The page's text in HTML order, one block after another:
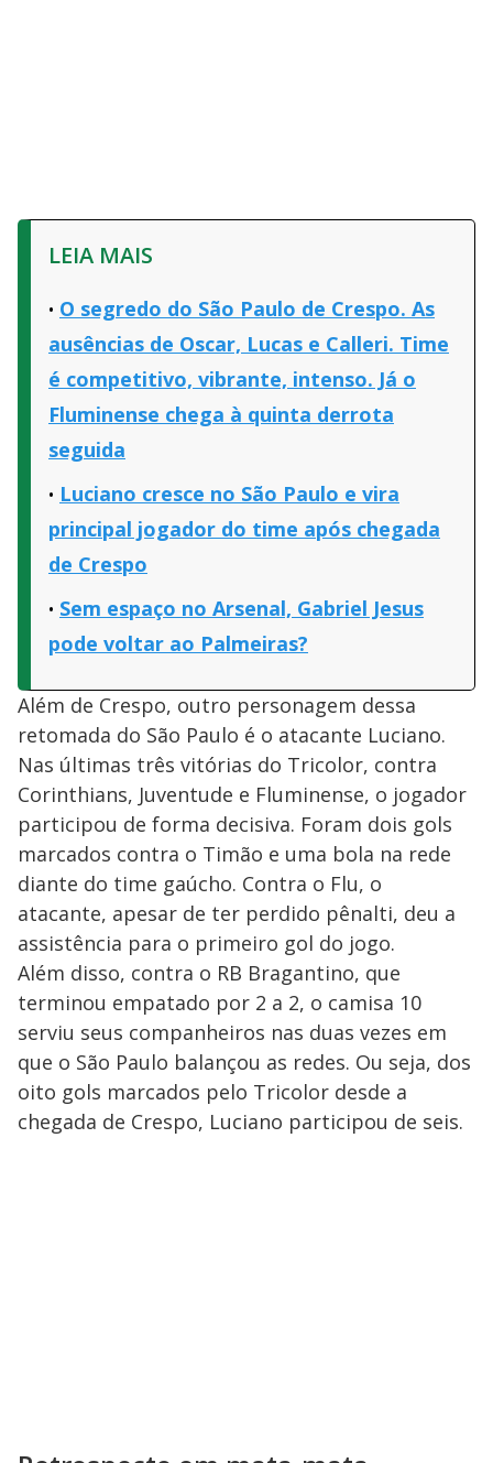
LEIA MAIS
O segredo do São Paulo de Crespo. As
ausências de Oscar, Lucas e Calleri. Time
é competitivo, vibrante, intenso. Já o
Fluminense chega à quinta derrota
seguida
Luciano cresce no São Paulo e vira
principal jogador do time após chegada
de Crespo
Sem espaço no Arsenal, Gabriel Jesus
pode voltar ao Palmeiras?
Além de Crespo, outro personagem dessa
retomada do São Paulo é o atacante Luciano.
Nas últimas três vitórias do Tricolor, contra
Corinthians, Juventude e Fluminense, o jogador
participou de forma decisiva. Foram dois gols
marcados contra o Timão e uma bola na rede
diante do time gaúcho. Contra o Flu, o
atacante, apesar de ter perdido pênalti, deu a
assistência para o primeiro gol do jogo.
Além disso, contra o RB Bragantino, que
terminou empatado por 2 a 2, o camisa 10
serviu seus companheiros nas duas vezes em
que o São Paulo balançou as redes. Ou seja, dos
oito gols marcados pelo Tricolor desde a
chegada de Crespo, Luciano participou de seis.